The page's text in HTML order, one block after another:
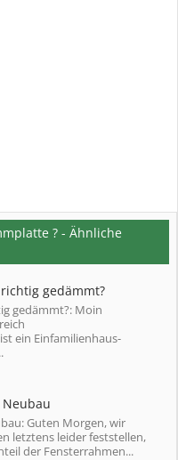
? - Ähnliche
gedämmt?
gedämmt?: Moin
ein Einfamilienhaus-
Guten Morgen, wir
letztens leider feststellen,
der Fensterrahmen...